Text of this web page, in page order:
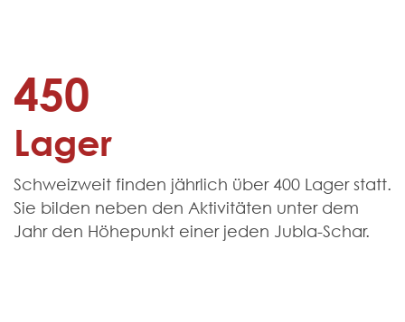
450
Lager
Schweizweit finden jährlich über 400 Lager statt.
Sie bilden neben den Aktivitäten unter dem
Jahr den Höhe­punkt einer jeden Jubla-Schar.